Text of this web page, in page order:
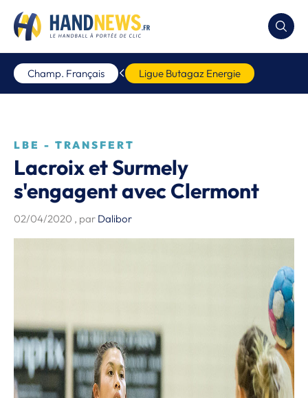
Champ. Français Ligue Butagaz Energie
LBE - TRANSFERT
Lacroix et Surmely
s'engagent avec Clermont
02/04/2020 , par Dalibor